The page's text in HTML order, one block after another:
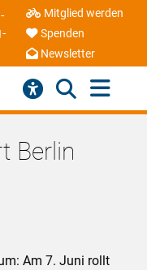
Mitglied werden
Spenden
Newsletter
Berlin
Am 7. Juni rollt